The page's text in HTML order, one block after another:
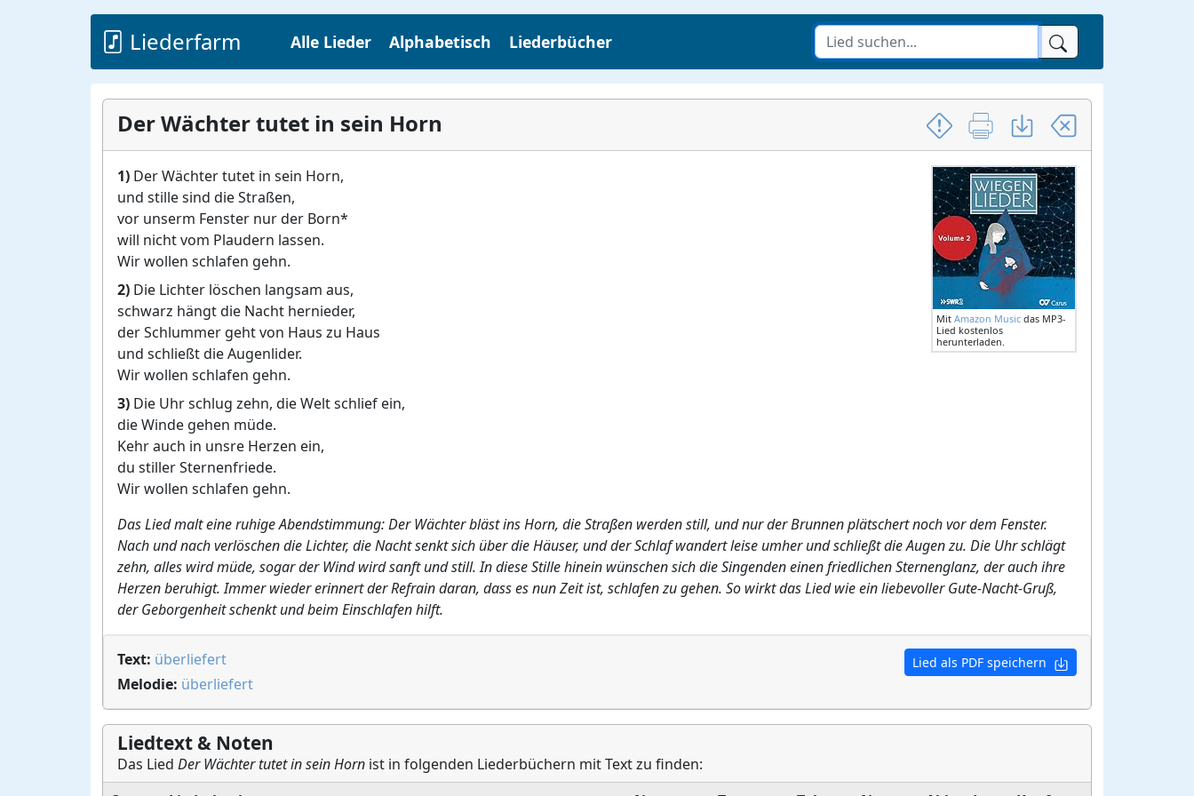
Liederfarm Alle Lieder Alphabetisch Liederbücher
Der Wächter tutet in sein Horn
Mit Amazon Music das MP3-
Lied kostenlos
herunterladen.
1) Der Wächter tutet in sein Horn,
und stille sind die Straßen,
vor unserm Fenster nur der Born*
will nicht vom Plaudern lassen.
Wir wollen schlafen gehn.
2) Die Lichter löschen langsam aus,
schwarz hängt die Nacht hernieder,
der Schlummer geht von Haus zu Haus
und schließt die Augenlider.
Wir wollen schlafen gehn.
3) Die Uhr schlug zehn, die Welt schlief ein,
die Winde gehen müde.
Kehr auch in unsre Herzen ein,
du stiller Sternenfriede.
Wir wollen schlafen gehn.
Das Lied malt eine ruhige Abendstimmung: Der Wächter bläst ins Horn, die Straßen werden still, und nur der Brunnen plätschert noch vor dem Fenster.
Nach und nach verlöschen die Lichter, die Nacht senkt sich über die Häuser, und der Schlaf wandert leise umher und schließt die Augen zu. Die Uhr schlägt
zehn, alles wird müde, sogar der Wind wird sanft und still. In diese Stille hinein wünschen sich die Singenden einen friedlichen Sternenglanz, der auch ihre
Herzen beruhigt. Immer wieder erinnert der Refrain daran, dass es nun Zeit ist, schlafen zu gehen. So wirkt das Lied wie ein liebevoller Gute-Nacht-Gruß,
der Geborgenheit schenkt und beim Einschlafen hilft.
Lied als PDF speichern
Text: überliefert
Melodie: überliefert
Liedtext & Noten
Das Lied Der Wächter tutet in sein Horn ist in folgenden Liederbüchern mit Text zu finden: